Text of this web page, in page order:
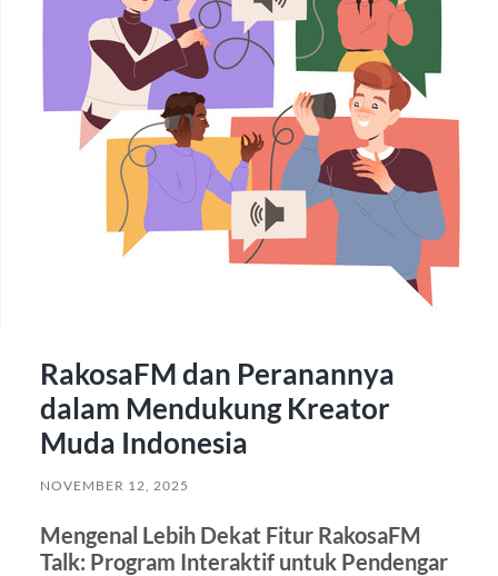
RakosaFM dan Peranannya
dalam Mendukung Kreator
Muda Indonesia
NOVEMBER 12, 2025
Mengenal Lebih Dekat Fitur RakosaFM
Talk: Program Interaktif untuk Pendengar